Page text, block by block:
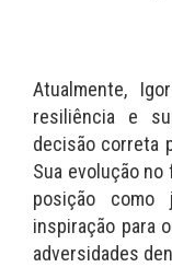
Atualmente,
resiliência e
decisão correta
Sua evolução
posição como
inspiração para
adversidades